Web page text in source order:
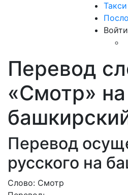
Такси
Войти
Перевод
«Смотр» на
Перевод
русского на
Слово: Смотр